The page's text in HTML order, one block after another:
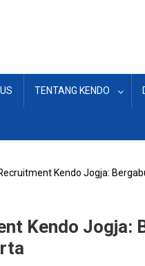
TENTANG KENDO
Kendo Jogja:
Kendo Jogja: